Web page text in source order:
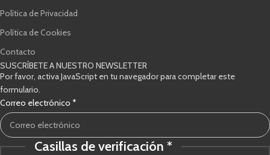
Política de Privacidad
Política de Cookies
Contacto
SUSCRÍBETE A NUESTRO NEWSLETTER
Por favor, activa JavaScript en tu navegador para completar este
formulario.
Correo electrónico *
Correo
Casillas de verificación *